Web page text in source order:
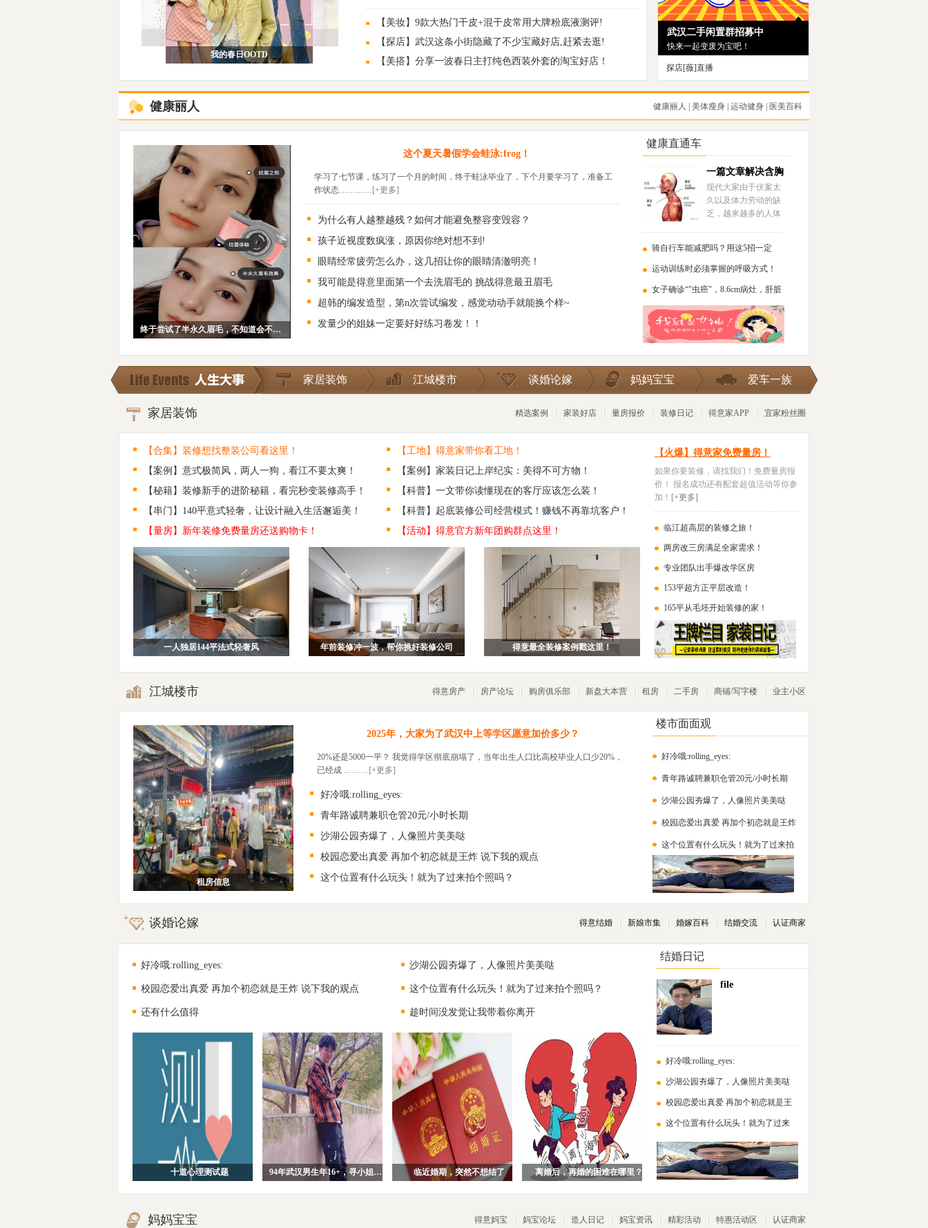
秋冬润唇膏测评！
春日购物欲UP！我的春日OOTD
【美妆】9款大热门干皮+混干皮常用大牌粉底液测评!
【探店】武汉这条小街隐藏了不少宝藏好店,赶紧去逛!
【美搭】分享一波春日主打纯色西装外套的淘宝好店！
探店[薇]直播
走街串巷带你去淘好货！
健康丽人 健康丽人 美体瘦身 运动健身 医美百科
终于尝试了半永久眉毛，不知道会不会后悔~
这个夏天暑假学会蛙泳:frog！
学习了七节课，练习了一个月的时间，终于蛙泳毕业了，下个月要学习了，准备工
作状态………… [+更多]
为什么有人越整越残？如何才能避免整容变毁容？
孩子近视度数疯涨，原因你绝对想不到!
眼睛经常疲劳怎么办，这几招让你的眼睛清澈明亮！
我可能是得意里面第一个去洗眉毛的 挑战得意最丑眉毛
超韩的编发造型，第n次尝试编发，感觉动动手就能换个样~
发量少的姐妹一定要好好练习卷发！！
健康直通车
一篇文章解决含胸
驼背的问题！
现代大家由于伏案太
久以及体力劳动的缺
乏，越来越多的人体
骑自行车能减肥吗？用这5招一定
瘦！运动训练时必须掌握的呼吸方式！
女子确诊“"虫癌"，8.6cm病灶，肝脏
险被
家居装饰 江城楼市 谈婚论嫁 妈妈宝宝 爱车一族
家居装饰 精选案例 家装好店 量房报价 装修日记 得意家APP 宜家粉丝圈
【合集】装修想找整装公司看这里！
【案例】意式极简风，两人一狗，看江不要太爽！
【秘籍】装修新手的进阶秘籍，看完秒变装修高手！
【串门】140平意式轻奢，让设计融入生活邂逅美！
【量房】新年装修免费量房还送购物卡！
【工地】得意家带你看工地！
【案例】家装日记上岸纪实：美得不可方物！
【科普】一文带你读懂现在的客厅应该怎么装！
【科普】起底装修公司经营模式！赚钱不再靠坑客户！
【活动】得意官方新年团购群点这里！
一人独居144平法式轻奢风 年前装修冲一波，帮你挑好装修公司 得意最全装修案例戳这里！
【火爆】得意家免费量房！
如果你要装修，请找我们！免费量房报
价！ 报名成功还有配套超值活动等你参
加！ [+更多]
临江超高层的装修之旅！
两房改三房满足全家需求！
专业团队出手爆改学区房
153平超方正平层改造！
165平从毛坯开始装修的家！
江城楼市 得意房产 房产论坛 购房俱乐部 新盘大本营 租房 二手房 商铺/写字楼 业主小区
租房信息
2025年，大家为了武汉中上等学区愿意加价多少？
20%还是5000一平？ 我觉得学区彻底崩塌了，当年出生人口比高校毕业人口少20%，
已经成 ... …… [+更多]
好冷哦:rolling_eyes:
青年路诚聘兼职仓管20元/小时长期
沙湖公园夯爆了，人像照片美美哒
校园恋爱出真爱 再加个初恋就是王炸 说下我的观点
这个位置有什么玩头！就为了过来拍个照吗？
楼市面面观
好冷哦:rolling_eyes:
青年路诚聘兼职仓管20元/小时长期
沙湖公园夯爆了，人像照片美美哒
校园恋爱出真爱 再加个初恋就是王炸
说下我
这个位置有什么玩头！就为了过来拍
个照吗？
谈婚论嫁 得意结婚 新娘市集 婚嫁百科 结婚交流 认证商家
好冷哦:rolling_eyes: 沙湖公园夯爆了，人像照片美美哒
校园恋爱出真爱 再加个初恋就是王炸 说下我的观点 这个位置有什么玩头！就为了过来拍个照吗？
还有什么值得 趁时间没发觉让我带着你离开
十道心理测试题 94年武汉男生年16+，寻小姐姐一枚！ 临近婚期，突然不想结了 离婚后，再婚的困难在哪里？
结婚日记
file
好冷哦:rolling_eyes:
沙湖公园夯爆了，人像照片美美哒
校园恋爱出真爱 再加个初恋就是王
这个位置有什么玩头！就为了过来
妈妈宝宝 得意妈宝 妈宝论坛 造人日记 妈宝资讯 精彩活动 特惠活动区 认证商家